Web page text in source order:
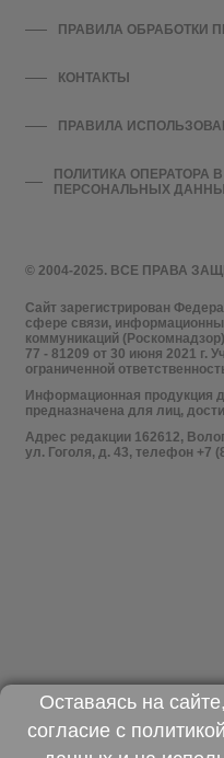
© 2004-2025. ВСЕ ПРАВА
Сайт зарегистрирован
сфере связи,
коммуникаций
77 - 81209 от 30 июня 2021 г.
ограниченной
Информационная продукция
предназначена для лиц,
Адрес редакции 162612,
ул. Гоголя, д. 43, телефон +7
ПРАВИЛА ОБРАБОТКИ
КОНТАКТЫ
ПРАВИЛА
ПОЛИТИКА ОПЕРАТОРА
ПЕРСОНАЛЬНЫХ
Оставаясь на
согласие с